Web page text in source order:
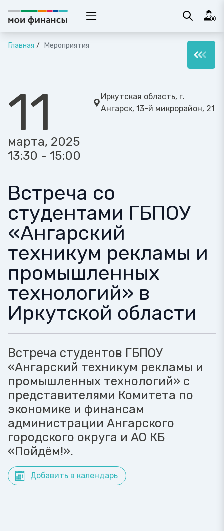
Главная Мероприятия
11
марта, 2025
13:30 - 15:00
Иркутская область, г.
Ангарск, 13-й микрорайон, 21
Встреча со
студентами ГБПОУ
«Ангарский
техникум рекламы и
промышленных
технологий» в
Иркутской области
Встреча студентов ГБПОУ
«Ангарский техникум рекламы и
промышленных технологий» с
представителями Комитета по
экономике и финансам
администрации Ангарского
городского округа и АО КБ
«Пойдём!».
Добавить в календарь